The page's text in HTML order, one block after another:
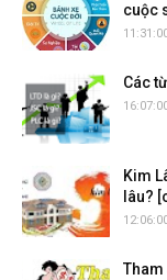
cuộc
Các
Kim
lâu?
Tham